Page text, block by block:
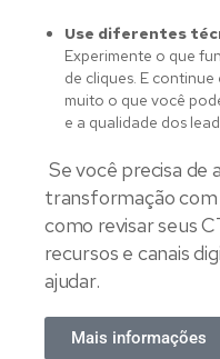
Use diferentes
Experimente o que
de cliques. E
muito o que você
e a qualidade dos
Se você precisa de
transformação
como revisar seus
recursos e canais
ajudar.
Mais informações